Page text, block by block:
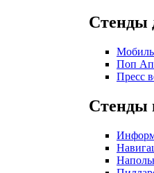
Стенды
Поп Ап
Пресс
Стенды